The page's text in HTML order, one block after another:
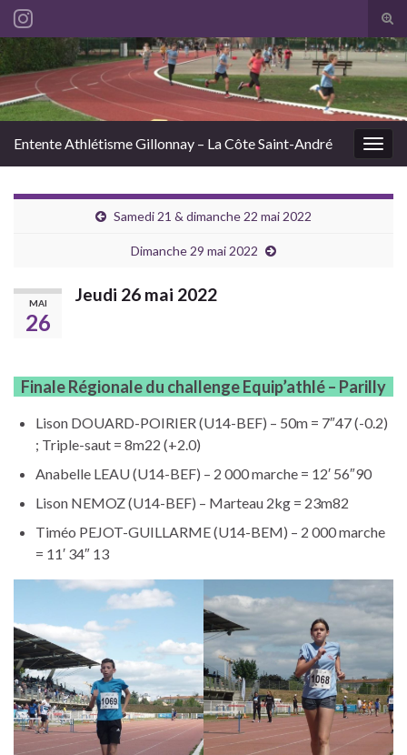
Search for:
Entente Athlétisme Gillonnay – La Côte Saint-André
Samedi 21 & dimanche 22 mai 2022
Dimanche 29 mai 2022
MAI
26
Jeudi 26 mai 2022
Finale Régionale du challenge Equip’athlé – Parilly
Lison DOUARD-POIRIER (U14-BEF) – 50m = 7″47 (-0.2)
; Triple-saut = 8m22 (+2.0)
Anabelle LEAU (U14-BEF) – 2 000 marche = 12′ 56″90
Lison NEMOZ (U14-BEF) – Marteau 2kg = 23m82
Timéo PEJOT-GUILLARME (U14-BEM) – 2 000 marche
= 11′ 34″ 13